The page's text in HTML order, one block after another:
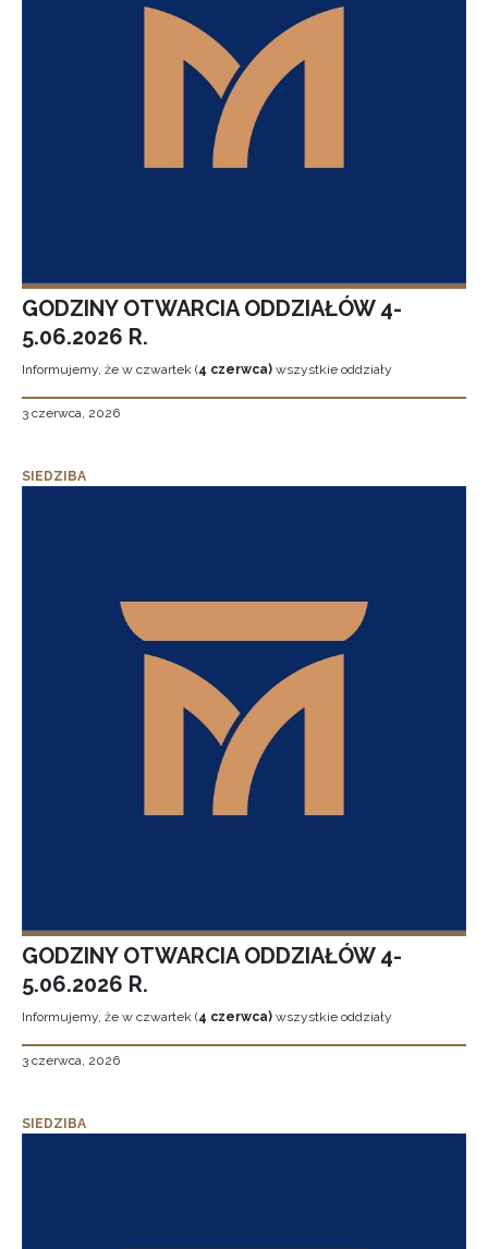
GODZINY OTWARCIA ODDZIAŁÓW 4-
5.06.2026 R.
Informujemy, że w czwartek (4 czerwca) wszystkie oddziały
3 czerwca, 2026
SIEDZIBA
GODZINY OTWARCIA ODDZIAŁÓW 4-
5.06.2026 R.
Informujemy, że w czwartek (4 czerwca) wszystkie oddziały
3 czerwca, 2026
SIEDZIBA